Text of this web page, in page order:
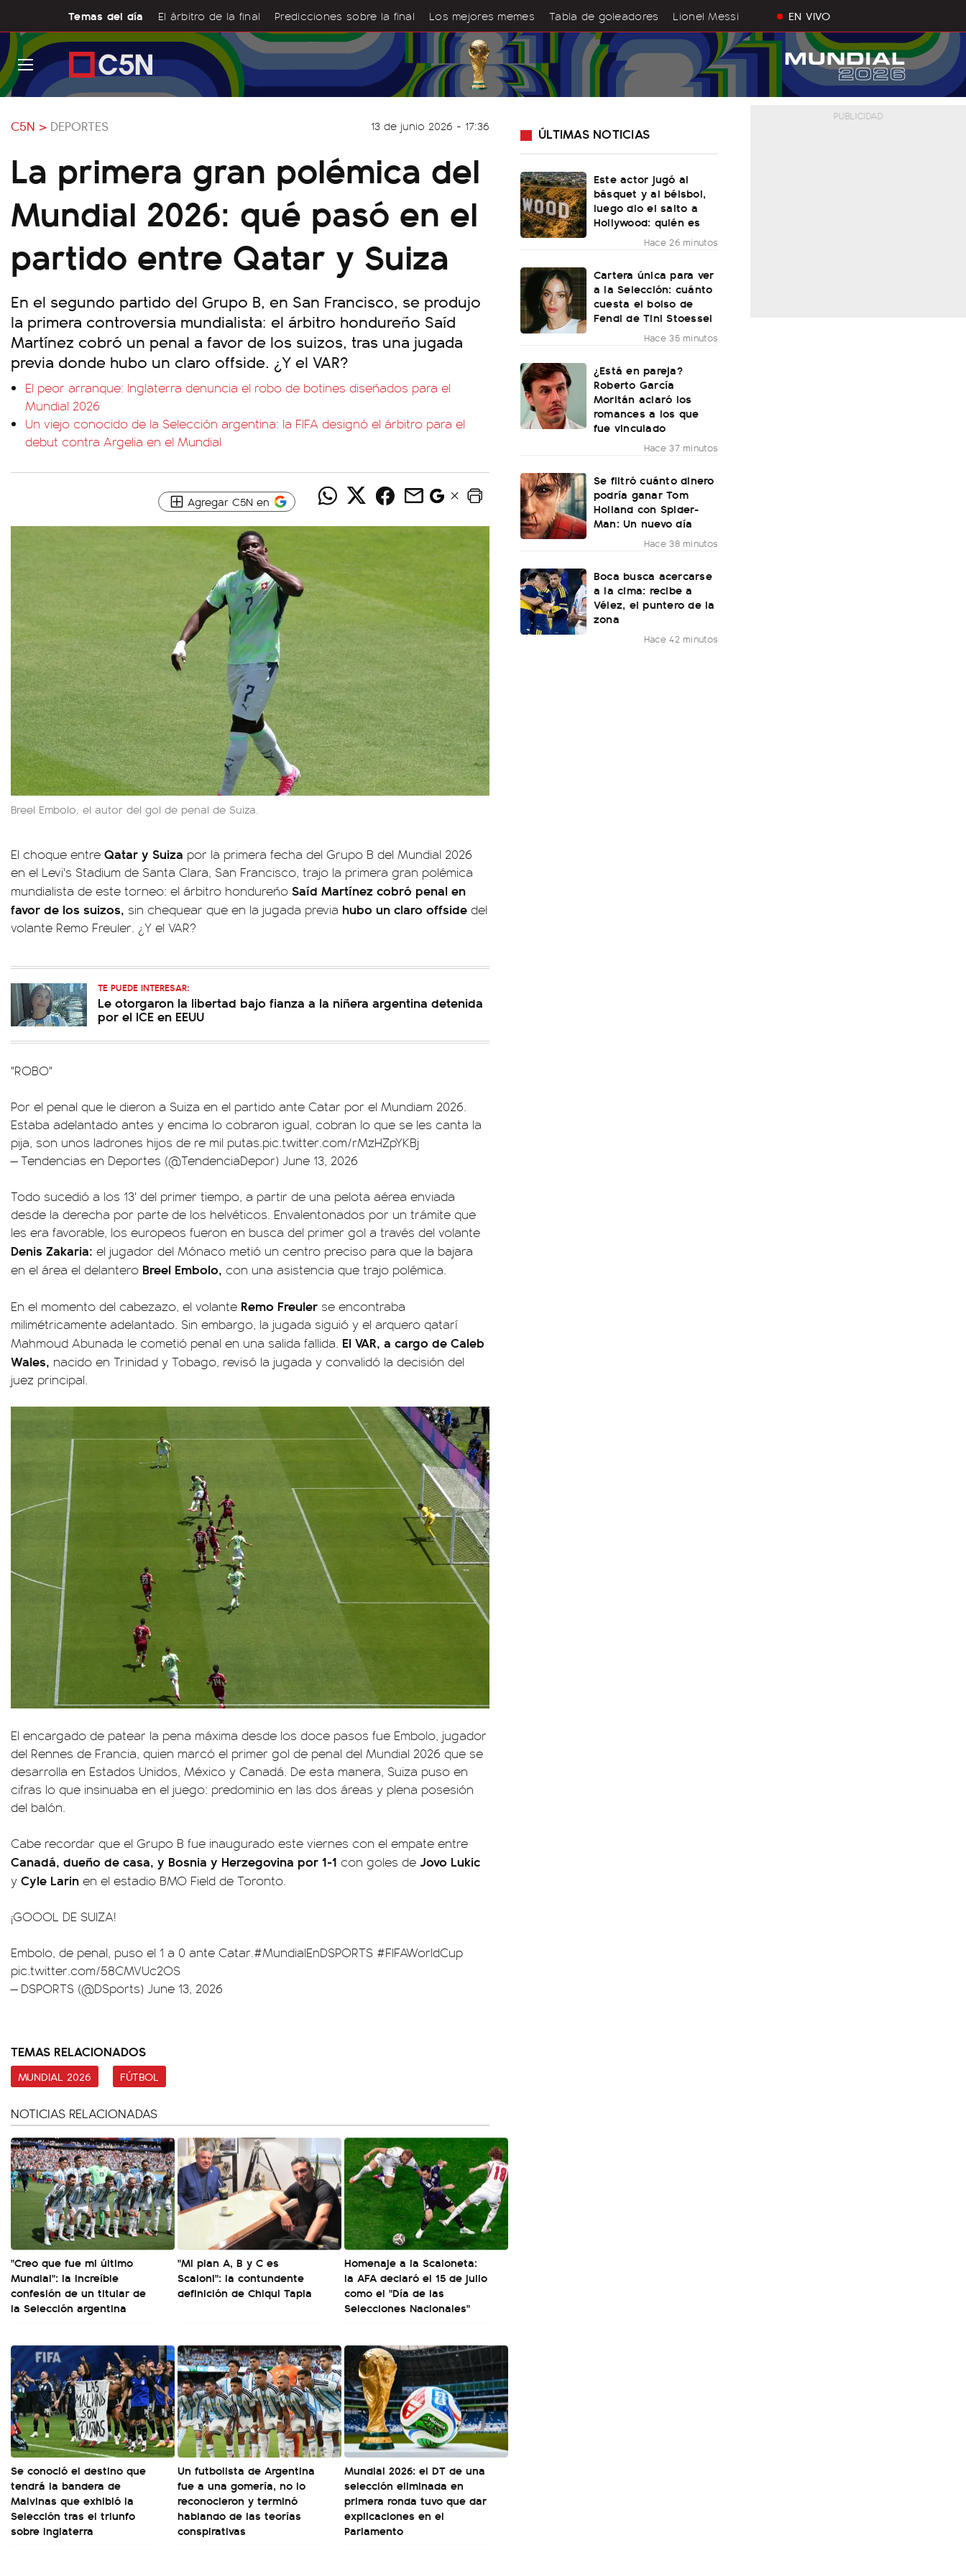
Temas del día El árbitro de la final Predicciones sobre la final Los mejores memes Tabla de goleadores Lionel Messi EN VIVO
C5N > DEPORTES 13 de junio 2026 - 17:36
La primera gran polémica del
Mundial 2026: qué pasó en el
partido entre Qatar y Suiza
En el segundo partido del Grupo B, en San Francisco, se produjo
la primera controversia mundialista: el árbitro hondureño Saíd
Martínez cobró un penal a favor de los suizos, tras una jugada
previa donde hubo un claro offside. ¿Y el VAR?
El peor arranque: Inglaterra denuncia el robo de botines diseñados para el
Mundial 2026
Un viejo conocido de la Selección argentina: la FIFA designó el árbitro para el
debut contra Argelia en el Mundial
Agregar C5N en
Breel Embolo, el autor del gol de penal de Suiza.
El choque entre Qatar y Suiza por la primera fecha del Grupo B del Mundial 2026
en el Levi's Stadium de Santa Clara, San Francisco, trajo la primera gran polémica
mundialista de este torneo: el árbitro hondureño Saíd Martínez cobró penal en
favor de los suizos, sin chequear que en la jugada previa hubo un claro offside del
volante Remo Freuler. ¿Y el VAR?
TE PUEDE INTERESAR:
Le otorgaron la libertad bajo fianza a la niñera argentina detenida
por el ICE en EEUU
"ROBO"
Por el penal que le dieron a Suiza en el partido ante Catar por el Mundiam 2026.
Estaba adelantado antes y encima lo cobraron igual, cobran lo que se les canta la
pija, son unos ladrones hijos de re mil putas.pic.twitter.com/rMzHZpYKBj
— Tendencias en Deportes (@TendenciaDepor) June 13, 2026
Todo sucedió a los 13' del primer tiempo, a partir de una pelota aérea enviada
desde la derecha por parte de los helvéticos. Envalentonados por un trámite que
les era favorable, los europeos fueron en busca del primer gol a través del volante
Denis Zakaria: el jugador del Mónaco metió un centro preciso para que la bajara
en el área el delantero Breel Embolo, con una asistencia que trajo polémica.
En el momento del cabezazo, el volante Remo Freuler se encontraba
milimétricamente adelantado. Sin embargo, la jugada siguió y el arquero qatarí
Mahmoud Abunada le cometió penal en una salida fallida. El VAR, a cargo de Caleb
Wales, nacido en Trinidad y Tobago, revisó la jugada y convalidó la decisión del
juez principal.
El encargado de patear la pena máxima desde los doce pasos fue Embolo, jugador
del Rennes de Francia, quien marcó el primer gol de penal del Mundial 2026 que se
desarrolla en Estados Unidos, México y Canadá. De esta manera, Suiza puso en
cifras lo que insinuaba en el juego: predominio en las dos áreas y plena posesión
del balón.
Cabe recordar que el Grupo B fue inaugurado este viernes con el empate entre
Canadá, dueño de casa, y Bosnia y Herzegovina por 1-1 con goles de Jovo Lukic
y Cyle Larin en el estadio BMO Field de Toronto.
¡GOOOL DE SUIZA!
Embolo, de penal, puso el 1 a 0 ante Catar.#MundialEnDSPORTS #FIFAWorldCup
pic.twitter.com/58CMVUc2OS
— DSPORTS (@DSports) June 13, 2026
TEMAS RELACIONADOS
MUNDIAL 2026 FÚTBOL
NOTICIAS RELACIONADAS
"Creo que fue mi último
Mundial": la increíble
confesión de un titular de
la Selección argentina
"Mi plan A, B y C es
Scaloni": la contundente
definición de Chiqui Tapia
Homenaje a la Scaloneta:
la AFA declaró el 15 de julio
como el "Día de las
Selecciones Nacionales"
Se conoció el destino que
tendrá la bandera de
Malvinas que exhibió la
Selección tras el triunfo
sobre Inglaterra
Un futbolista de Argentina
fue a una gomería, no lo
reconocieron y terminó
hablando de las teorías
conspirativas
Mundial 2026: el DT de una
selección eliminada en
primera ronda tuvo que dar
explicaciones en el
Parlamento
ÚLTIMAS NOTICIAS
Este actor jugó al
básquet y al béisbol,
luego dio el salto a
Hollywood: quién es
Hace 26 minutos
Cartera única para ver
a la Selección: cuánto
cuesta el bolso de
Fendi de Tini Stoessel
Hace 35 minutos
¿Está en pareja?
Roberto García
Moritán aclaró los
romances a los que
fue vinculado
Hace 37 minutos
Se filtró cuánto dinero
podría ganar Tom
Holland con Spider-
Man: Un nuevo día
Hace 38 minutos
Boca busca acercarse
a la cima: recibe a
Vélez, el puntero de la
zona
Hace 42 minutos